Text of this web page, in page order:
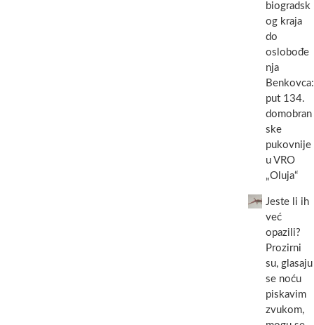
biogradsk
og kraja
do
oslobođe
nja
Benkovca:
put 134.
domobran
ske
pukovnije
u VRO
„Oluja“
Jeste li ih
već
opazili?
Prozirni
su, glasaju
se noću
piskavim
zvukom,